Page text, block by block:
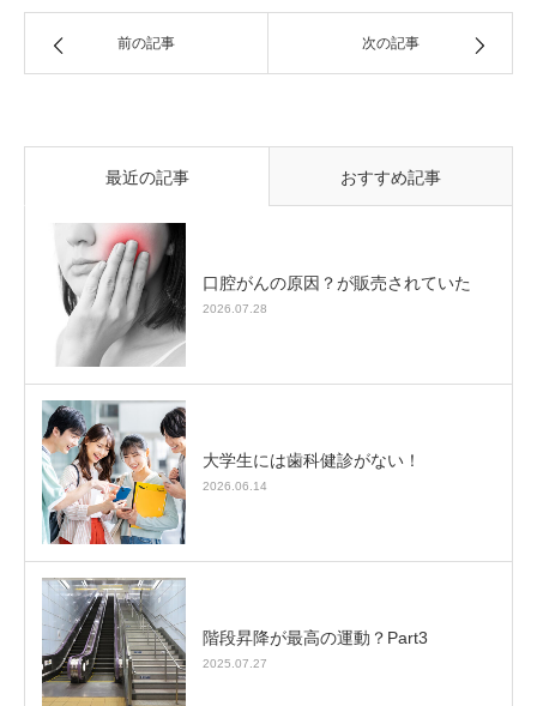
前の記事 次の記事
最近の記事 おすすめ記事
口腔がんの原因？が販売されていた
2026.07.28
大学生には歯科健診がない！
2026.06.14
階段昇降が最高の運動？Part3
2025.07.27